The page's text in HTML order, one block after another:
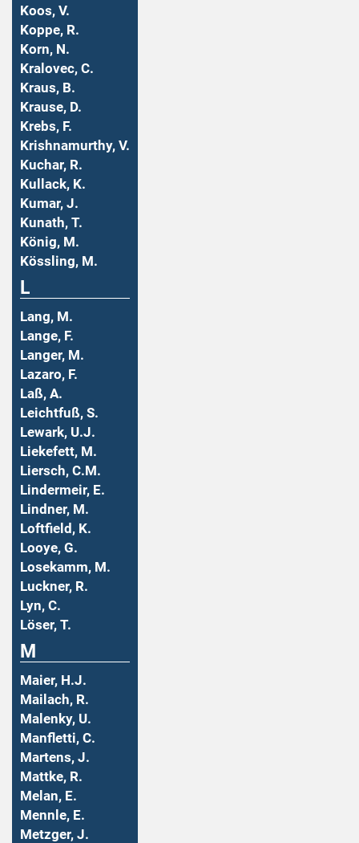
Koos, V.
Koppe, R.
Korn, N.
Kralovec, C.
Kraus, B.
Krause, D.
Krebs, F.
Krishnamurthy, V.
Kuchar, R.
Kullack, K.
Kumar, J.
Kunath, T.
König, M.
Kössling, M.
L
Lang, M.
Lange, F.
Langer, M.
Lazaro, F.
Laß, A.
Leichtfuß, S.
Lewark, U.J.
Liekefett, M.
Liersch, C.M.
Lindermeir, E.
Lindner, M.
Loftfield, K.
Looye, G.
Losekamm, M.
Luckner, R.
Lyn, C.
Löser, T.
M
Maier, H.J.
Mailach, R.
Malenky, U.
Manfletti, C.
Martens, J.
Mattke, R.
Melan, E.
Mennle, E.
Metzger, J.